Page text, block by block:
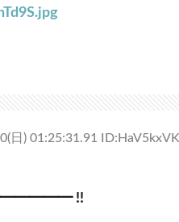
日) 01:25:31.91
!!